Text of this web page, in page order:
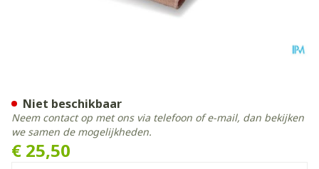
€ 25,50
Niet beschikbaar
Neem contact op met ons via telefoon of e-mail, dan bekijken
we samen de mogelijkheden.